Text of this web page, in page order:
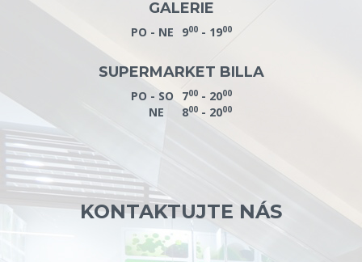
GALERIE
PO - NE 900- 1900
SUPERMARKET BILLA
PO - SO 700- 2000
NE 800- 2000
KONTAKTUJTE NÁS